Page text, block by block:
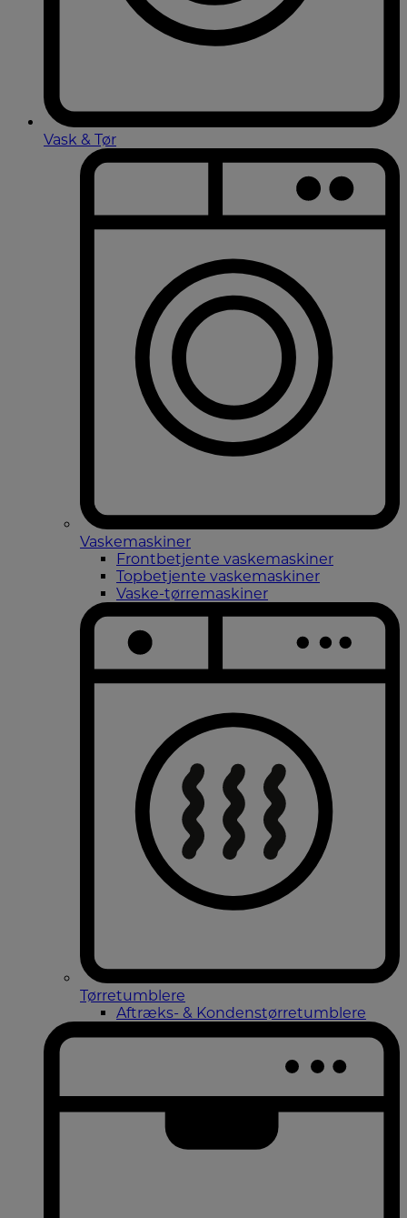
Vask & Tør
Vaskemaskiner
Frontbetjente vaskemaskiner
Topbetjente vaskemaskiner
Vaske-tørremaskiner
Tørretumblere
Aftræks- & Kondenstørretumblere